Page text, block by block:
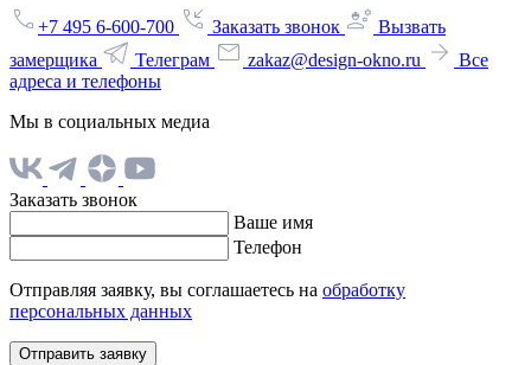
+7 495 6-600-700 Заказать звонок
Вызвать
замерщика
Телеграм zakaz@design-okno.ru
Все
адреса и телефоны
Мы в социальных медиа
Заказать звонок
Ваше имя
Телефон
Отправляя заявку, вы соглашаетесь на обработку
персональных данных
Отправить заявку